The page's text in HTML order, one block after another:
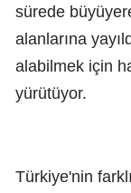
sürede
alanlarına
alabilmek için
yürütüyor.
Türkiye'nin